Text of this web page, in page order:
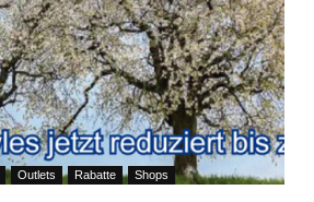
Outlets Rabatte Shops